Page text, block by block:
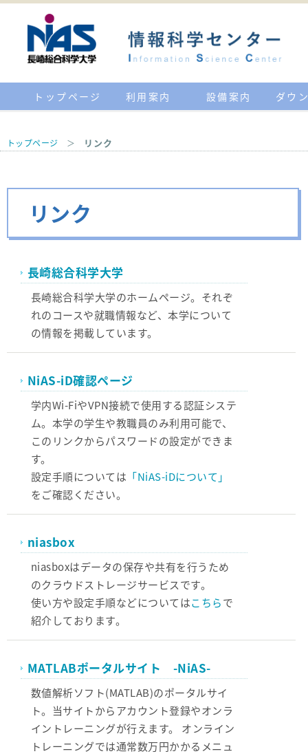
トップページ 利用案内 設備案内 ダウ
トップページ ＞ リンク
リンク
長崎総合科学大学
長崎総合科学大学のホームページ。それぞ
れのコースや就職情報など、本学について
の情報を掲載しています。
NiAS-iD確認ページ
学内Wi-FiやVPN接続で使用する認証システ
ム。本学の学生や教職員のみ利用可能で、
このリンクからパスワードの設定ができま
す。
設定手順については 「NiAS-iDについて」
をご確認ください。
niasbox
niasboxはデータの保存や共有を行うため
のクラウドストレージサービスです。
使い方や設定手順などについてはこちらで
紹介しております。
MATLABポータルサイト -NiAS-
数値解析ソフト(MATLAB)のポータルサイ
ト。当サイトからアカウント登録やオンラ
イントレーニングが行えます。 オンライン
トレーニングでは通常数万円かかるメニュ